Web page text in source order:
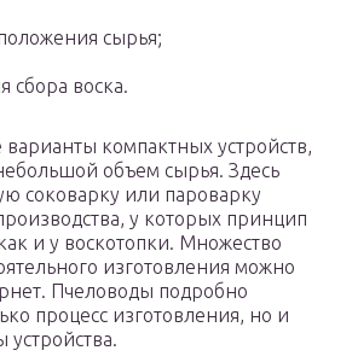
сырья;
сбора воска.
компактных устройств,
объем сырья. Здесь
соковарку или пароварку
у которых принцип
и у воскотопки. Множество
изготовления можно
Пчеловоды подробно
процесс изготовления, но и
устройства.